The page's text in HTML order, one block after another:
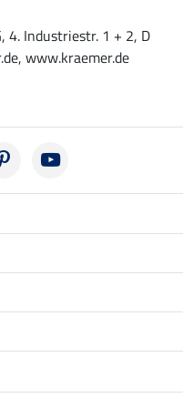
4. Industriestr. 1 + 2, D
www.kraemer.de